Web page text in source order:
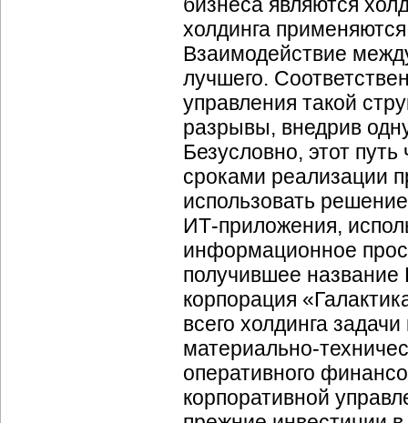
холдинга
Взаимодействие
лучшего.
управления такой
разрывы, внедрив
Безусловно, этот
сроками реализации
использовать
ИТ-приложения,
информационное
получившее название
корпорация
всего холдинга
материально-
оперативного
корпоративной